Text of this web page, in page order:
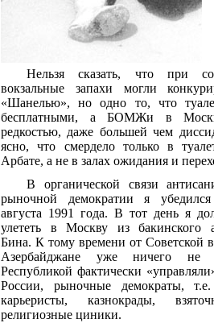
Нельзя сказать, что при
вокзальные запахи могли
«Шанелью», но одно то, что
бесплатными, а БОМЖи в
редкостью, даже большей чем
ясно, что смердело только в
Арбате, а не в залах ожидания и
В органической связи
рыночной демократии я
августа 1991 года. В тот день я
улететь в Москву из бакинского
Бина. К тому времени от Советской
Азербайджане уже ничего не
Республикой фактически
России, рыночные демократы,
карьеристы, казнокрады,
религиозные циники.